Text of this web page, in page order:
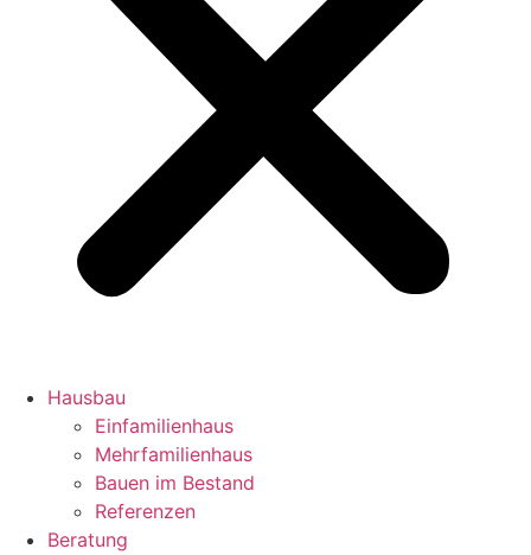
Hausbau
Einfamilienhaus
Mehrfamilienhaus
Bauen im Bestand
Referenzen
Beratung